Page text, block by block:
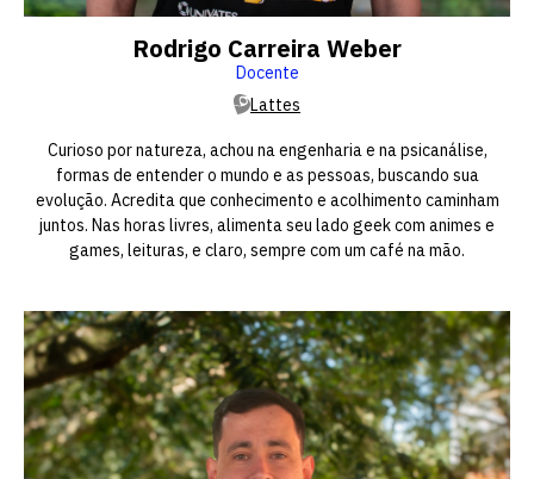
Rodrigo Carreira Weber
Docente
Lattes
Curioso por natureza, achou na engenharia e na psicanálise,
formas de entender o mundo e as pessoas, buscando sua
evolução. Acredita que conhecimento e acolhimento caminham
juntos. Nas horas livres, alimenta seu lado geek com animes e
games, leituras, e claro, sempre com um café na mão.